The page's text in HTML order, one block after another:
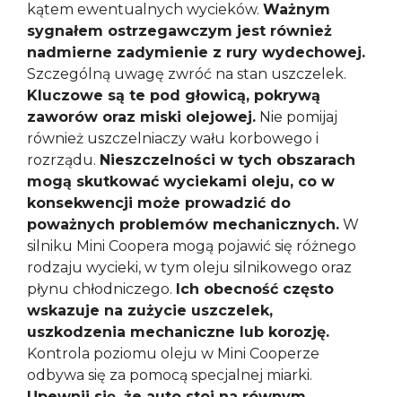
kątem ewentualnych wycieków. Ważnym
sygnałem ostrzegawczym jest również
nadmierne zadymienie z rury wydechowej.
Szczególną uwagę zwróć na stan uszczelek.
Kluczowe są te pod głowicą, pokrywą
zaworów oraz miski olejowej. Nie pomijaj
również uszczelniaczy wału korbowego i
rozrządu. Nieszczelności w tych obszarach
mogą skutkować wyciekami oleju, co w
konsekwencji może prowadzić do
poważnych problemów mechanicznych. W
silniku Mini Coopera mogą pojawić się różnego
rodzaju wycieki, w tym oleju silnikowego oraz
płynu chłodniczego. Ich obecność często
wskazuje na zużycie uszczelek,
uszkodzenia mechaniczne lub korozję.
Kontrola poziomu oleju w Mini Cooperze
odbywa się za pomocą specjalnej miarki.